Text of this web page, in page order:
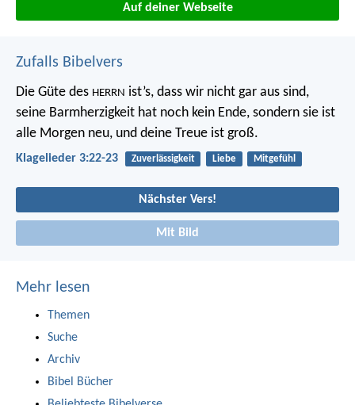
Auf deiner Webseite
Zufalls Bibelvers
Die Güte des HERRN ist’s, dass wir nicht gar aus sind,
seine Barmherzigkeit hat noch kein Ende, sondern sie ist
alle Morgen neu, und deine Treue ist groß.
Klagelieder 3:22-23 Zuverlässigkeit Liebe Mitgefühl
Nächster Vers!
Mit Bild
Mehr lesen
Themen
Suche
Archiv
Bibel Bücher